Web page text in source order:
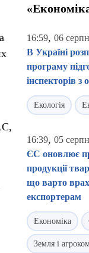
16:59, 06
В Україні
програму
інспекторів з
Екологія
16:39, 05
ЄС оновлює
продукції
що варто
експортерам
Економіка
Земля і